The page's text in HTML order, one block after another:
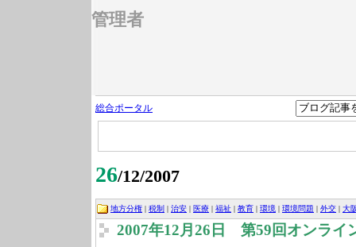
管理者
総合ポータル
26/12/2007
地方分権 | 税制 | 治安 | 医療 | 福祉 | 教育 | 環境 | 環境問題 | 外交 | 大
2007年12月26日 第59回オンライ